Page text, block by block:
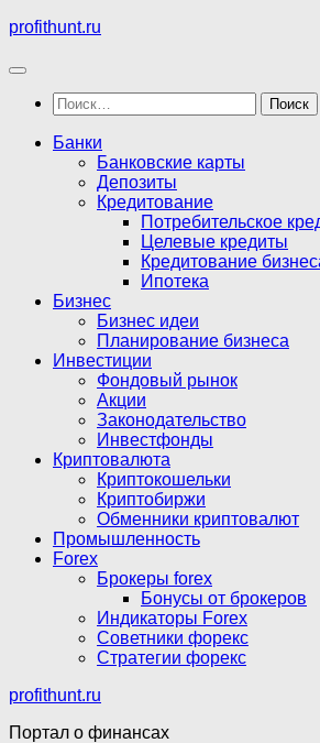
Перейти
содержимому
profithunt.ru
Найти:
Банки
Банковские карты
Депозиты
Кредитование
Потребительское
Целевые кредиты
Кредитование
Ипотека
Бизнес
Бизнес идеи
Планирование бизнеса
Инвестиции
Фондовый рынок
Акции
Законодательство
Инвестфонды
Криптовалюта
Криптокошельки
Криптобиржи
Обменники криптовалют
Промышленность
Forex
Брокеры forex
Бонусы от брокеров
Индикаторы Forex
Советники форекс
Стратегии форекс
profithunt.ru
Портал о финансах